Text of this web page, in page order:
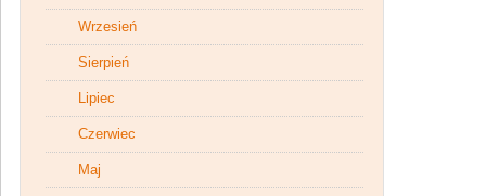
Wrzesień
Sierpień
Lipiec
Czerwiec
Maj